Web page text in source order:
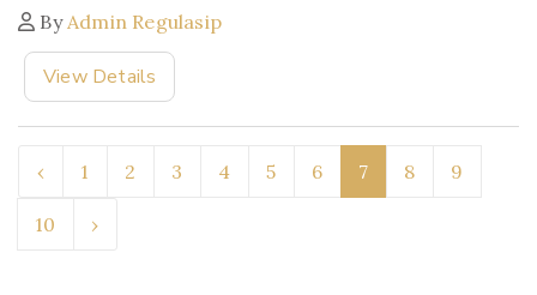
By Admin Regulasip
View Details
‹ 1 2 3 4 5 6 7 8 9
10 ›